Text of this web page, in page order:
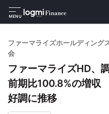
MENU
ファーマライズホールディング
会
ファーマライズHD、
前期比100.8%の増収
好調に推移